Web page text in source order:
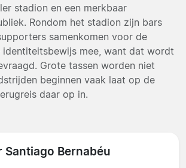
stadion en een merkbaar
Rondom het stadion zijn bars
samenkomen voor de
identiteitsbewijs mee, want dat wordt
Grote tassen worden niet
beginnen vaak laat op de
daar op in.
Santiago Bernabéu